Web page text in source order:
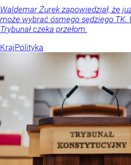
Waldemar Żurek zapowiedział, że
może wybrać ósmego sędziego TK.
Trybunał czeka przełom.
KrajPolityka